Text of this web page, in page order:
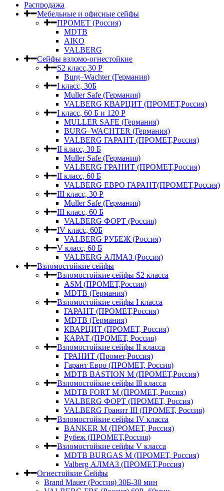
Распродажа
Мебельные и офисные сейфы
ПРОМЕТ (Россия)
MDTB
AIKO
VALBERG
Сейфы взломо-огнестойкие
S2 класс,30 Р
Burg–Wachter (Германия)
I класс, 30Б
Muller Safe (Германия)
VALBERG КВАРЦИТ (ПРОМЕТ,Россия)
I класс, 60 Б и 120 Р
MULLER SAFE (Германия)
BURG–WACHTER (Германия)
VALBERG ГАРАНТ (ПРОМЕТ,Россия)
II класс, 30 Б
Muller Safe (Германия)
VALBERG ГРАНИТ (ПРОМЕТ,Россия)
II класс, 60 Б
VALBERG ЕВРО ГАРАНТ(ПРОМЕТ,Россия)
III класс, 30 Р
Muller Safe (Германия)
III класс, 60 Б
VALBERG ФОРТ (Россия)
IV класс, 60Б
VALBERG РУБЕЖ (Россия)
V класс, 60 Б
VALBERG АЛМАЗ (Россия)
Взломостойкие сейфы
Взломостойкие сейфы S2 класса
ASM (ПРОМЕТ,Россия)
MDTB (Германия)
Взломостойкие сейфы I класса
ГАРАНТ (ПРОМЕТ,Россия)
MDTB (Германия)
КВАРЦИТ (ПРОМЕТ, Россия)
КАРАТ (ПРОМЕТ, Россия)
Взломостойкие сейфы II класса
ГРАНИТ (Промет,Россия)
Гарант Евро (ПРОМЕТ, Россия)
MDTB BASTION M (ПРОМЕТ,Россия)
Взломостойкие сейфы lll класса
MDTB FORT M (ПРОМЕТ, Россия)
VALBERG ФОРТ (ПРОМЕТ, Россия)
VALBERG Гранит III (ПРОМЕТ, Россия)
Взломостойкие сейфы IV класса
BANKER M (ПРОМЕТ, Россия)
Рубеж (ПРОМЕТ,Россия)
Взломостойкие сейфы V класса
MDTB BURGAS M (ПРОМЕТ, Россия)
Valberg АЛМАЗ (ПРОМЕТ,Россия)
Огнестойкие Сейфы
Brand Mauer (Россия) 30Б-30 мин